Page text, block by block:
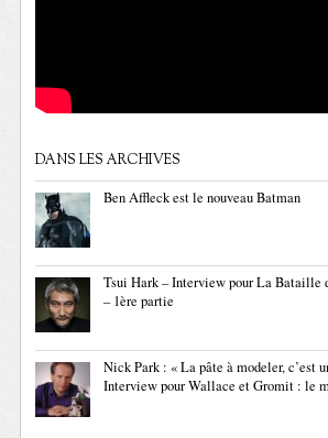
DANS LES ARCHIVES
Ben Affleck est le nouveau Batman
Tsui Hark – Interview pour La Bataille
– 1ère partie
Nick Park : « La pâte à modeler, c’est
Interview pour Wallace et Gromit : le